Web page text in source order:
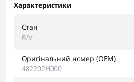
Характеристики
Стан
Б/У
Оригінальний номер (OEM)
482202H000